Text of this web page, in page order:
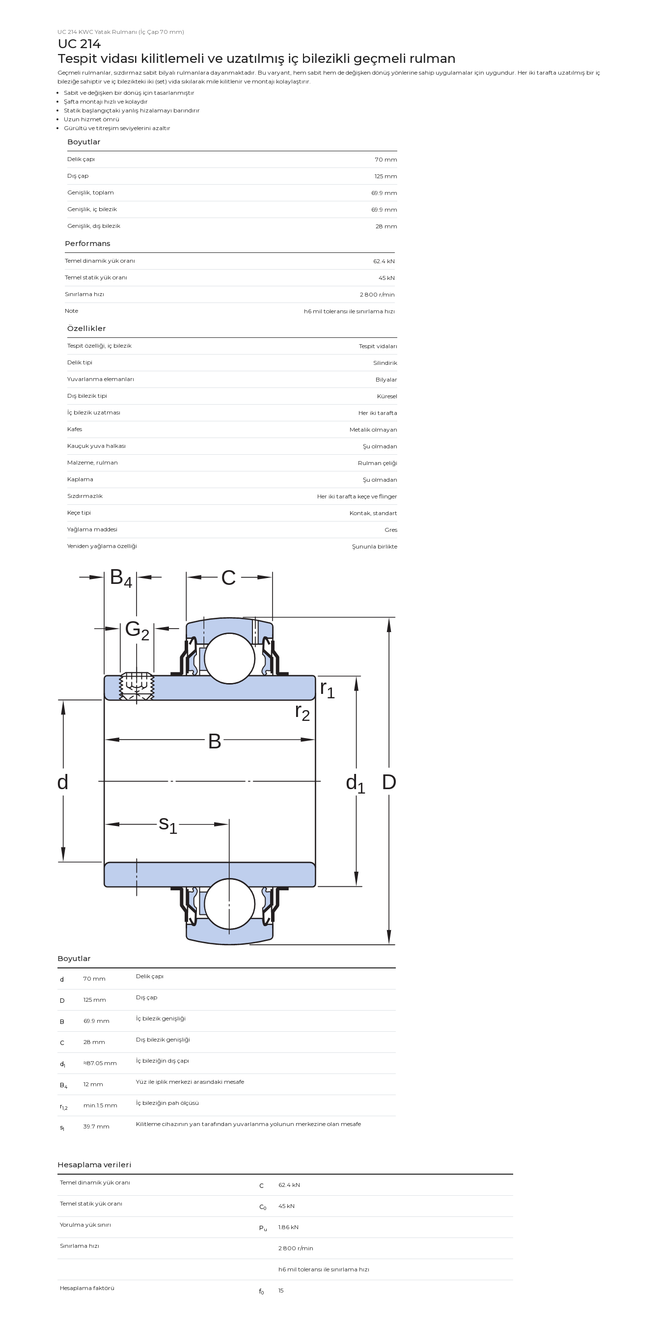
UC 214 KWC Yatak Rulmanı (İç Çap 70 mm)
UC 214
Tespit vidası kilitlemeli ve uzatılmış iç bilezikli geçmeli rulman
Geçmeli rulmanlar, sızdırmaz sabit bilyalı rulmanlara dayanmaktadır. Bu varyant, hem sabit hem de değişken dönüş yönlerine sahip uygulamalar için uygundur. Her iki tarafta uzatılmış bir iç
bileziğe sahiptir ve iç bilezikteki iki (set) vida sıkılarak mile kilitlenir ve montajı kolaylaştırır.
Sabit ve değişken bir dönüş için tasarlanmıştır
Şafta montajı hızlı ve kolaydır
Statik başlangıçtaki yanlış hizalamayı barındırır
Uzun hizmet ömrü
Gürültü ve titreşim seviyelerini azaltır
Boyutlar
Delik çapı 70 mm
Dış çap 125 mm
Genişlik, toplam 69.9 mm
Genişlik, iç bilezik 69.9 mm
Genişlik, dış bilezik 28 mm
Performans
Temel dinamik yük oranı 62.4 kN
Temel statik yük oranı 45 kN
Sınırlama hızı 2 800 r/min
Note h6 mil toleransı ile sınırlama hızı
Özellikler
Tespit özelliği, iç bilezik Tespit vidaları
Delik tipi Silindirik
Yuvarlanma elemanları Bilyalar
Dış bilezik tipi Küresel
İç bilezik uzatması Her iki tarafta
Kafes Metalik olmayan
Kauçuk yuva halkası Şu olmadan
Malzeme, rulman Rulman çeliği
Kaplama Şu olmadan
Sızdırmazlık Her iki tarafta keçe ve flinger
Keçe tipi Kontak, standart
Yağlama maddesi Gres
Yeniden yağlama özelliği Şununla birlikte
Boyutlar
d 70 mm Delik çapı
D 125 mm Dış çap
B 69.9 mm İç bilezik genişliği
C 28 mm Dış bilezik genişliği
d1 ≈87.05 mm İç bileziğin dış çapı
B4 12 mm Yüz ile iplik merkezi arasındaki mesafe
r1,2 min.1.5 mm İç bileziğin pah ölçüsü
s1 39.7 mm Kilitleme cihazının yan tarafından yuvarlanma yolunun merkezine olan mesafe
Hesaplama verileri
Temel dinamik yük oranı C 62.4 kN
Temel statik yük oranı C0 45 kN
Yorulma yük sınırı Pu 1.86 kN
Sınırlama hızı 2 800 r/min
h6 mil toleransı ile sınırlama hızı
Hesaplama faktörü f0 15